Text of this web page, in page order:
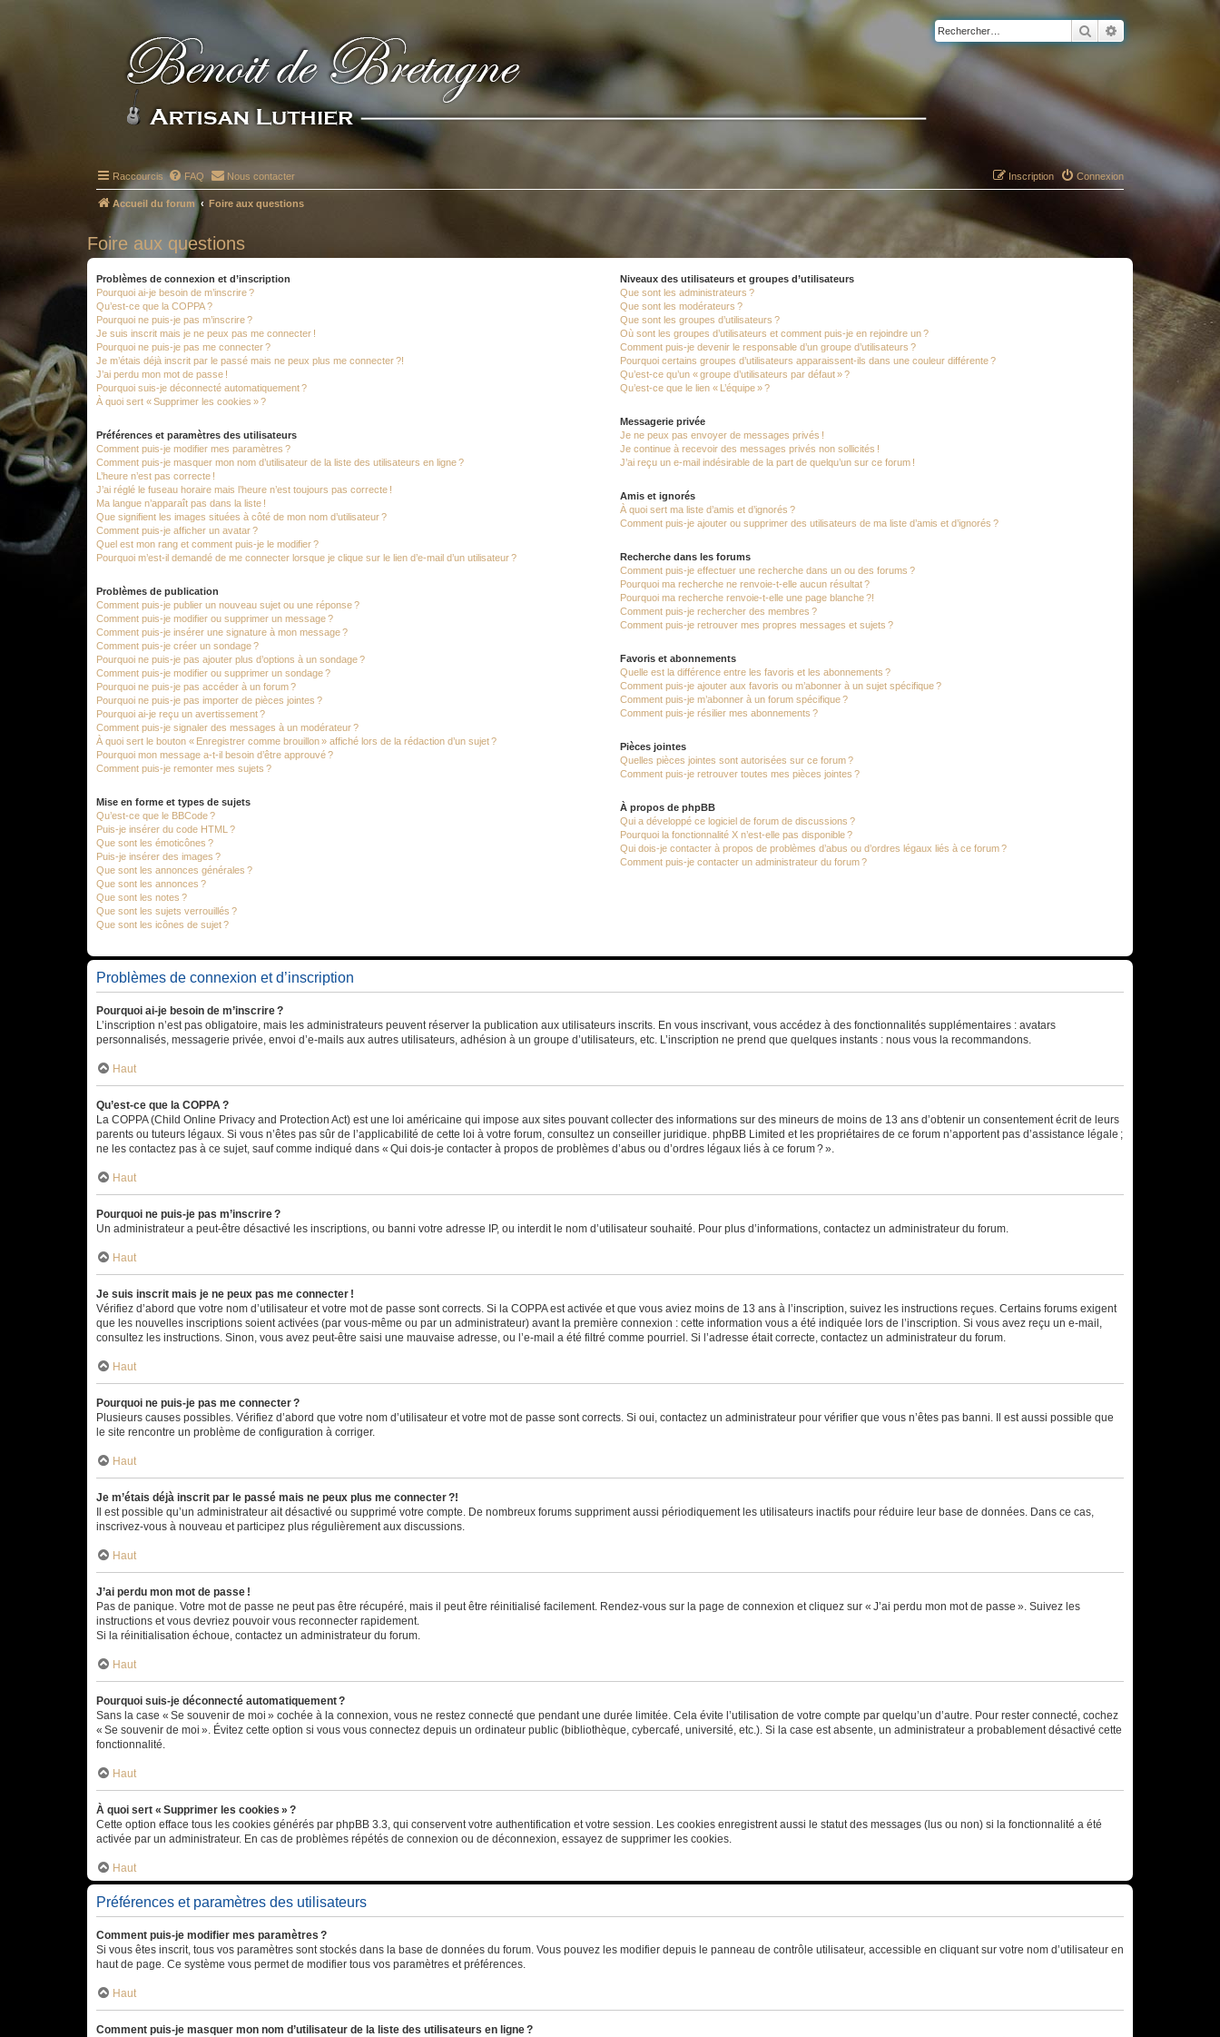
Rechercher
Raccourcis FAQ Nous contacter Connexion
Inscription
Accueil du forum Foire aux questions
Foire aux questions
Problèmes de connexion et d’inscription
Pourquoi ai-je besoin de m’inscrire ?
Qu’est-ce que la COPPA ?
Pourquoi ne puis-je pas m’inscrire ?
Je suis inscrit mais je ne peux pas me connecter !
Pourquoi ne puis-je pas me connecter ?
Je m’étais déjà inscrit par le passé mais ne peux plus me connecter ?!
J’ai perdu mon mot de passe !
Pourquoi suis-je déconnecté automatiquement ?
À quoi sert « Supprimer les cookies » ?
Préférences et paramètres des utilisateurs
Comment puis-je modifier mes paramètres ?
Comment puis-je masquer mon nom d’utilisateur de la liste des utilisateurs en ligne ?
L’heure n’est pas correcte !
J’ai réglé le fuseau horaire mais l’heure n’est toujours pas correcte !
Ma langue n’apparaît pas dans la liste !
Que signifient les images situées à côté de mon nom d’utilisateur ?
Comment puis-je afficher un avatar ?
Quel est mon rang et comment puis-je le modifier ?
Pourquoi m’est-il demandé de me connecter lorsque je clique sur le lien d’e-mail d’un utilisateur ?
Problèmes de publication
Comment puis-je publier un nouveau sujet ou une réponse ?
Comment puis-je modifier ou supprimer un message ?
Comment puis-je insérer une signature à mon message ?
Comment puis-je créer un sondage ?
Pourquoi ne puis-je pas ajouter plus d’options à un sondage ?
Comment puis-je modifier ou supprimer un sondage ?
Pourquoi ne puis-je pas accéder à un forum ?
Pourquoi ne puis-je pas importer de pièces jointes ?
Pourquoi ai-je reçu un avertissement ?
Comment puis-je signaler des messages à un modérateur ?
À quoi sert le bouton « Enregistrer comme brouillon » affiché lors de la rédaction d’un sujet ?
Pourquoi mon message a-t-il besoin d’être approuvé ?
Comment puis-je remonter mes sujets ?
Mise en forme et types de sujets
Qu’est-ce que le BBCode ?
Puis-je insérer du code HTML ?
Que sont les émoticônes ?
Puis-je insérer des images ?
Que sont les annonces générales ?
Que sont les annonces ?
Que sont les notes ?
Que sont les sujets verrouillés ?
Que sont les icônes de sujet ?
Niveaux des utilisateurs et groupes d’utilisateurs
Que sont les administrateurs ?
Que sont les modérateurs ?
Que sont les groupes d’utilisateurs ?
Où sont les groupes d’utilisateurs et comment puis-je en rejoindre un ?
Comment puis-je devenir le responsable d’un groupe d’utilisateurs ?
Pourquoi certains groupes d’utilisateurs apparaissent-ils dans une couleur différente ?
Qu’est-ce qu’un « groupe d’utilisateurs par défaut » ?
Qu’est-ce que le lien « L’équipe » ?
Messagerie privée
Je ne peux pas envoyer de messages privés !
Je continue à recevoir des messages privés non sollicités !
J’ai reçu un e-mail indésirable de la part de quelqu’un sur ce forum !
Amis et ignorés
À quoi sert ma liste d’amis et d’ignorés ?
Comment puis-je ajouter ou supprimer des utilisateurs de ma liste d’amis et d’ignorés ?
Recherche dans les forums
Comment puis-je effectuer une recherche dans un ou des forums ?
Pourquoi ma recherche ne renvoie-t-elle aucun résultat ?
Pourquoi ma recherche renvoie-t-elle une page blanche ?!
Comment puis-je rechercher des membres ?
Comment puis-je retrouver mes propres messages et sujets ?
Favoris et abonnements
Quelle est la différence entre les favoris et les abonnements ?
Comment puis-je ajouter aux favoris ou m’abonner à un sujet spécifique ?
Comment puis-je m’abonner à un forum spécifique ?
Comment puis-je résilier mes abonnements ?
Pièces jointes
Quelles pièces jointes sont autorisées sur ce forum ?
Comment puis-je retrouver toutes mes pièces jointes ?
À propos de phpBB
Qui a développé ce logiciel de forum de discussions ?
Pourquoi la fonctionnalité X n’est-elle pas disponible ?
Qui dois-je contacter à propos de problèmes d’abus ou d’ordres légaux liés à ce forum ?
Comment puis-je contacter un administrateur du forum ?
Problèmes de connexion et d’inscription
Pourquoi ai-je besoin de m’inscrire ?
L’inscription n’est pas obligatoire, mais les administrateurs peuvent réserver la publication aux utilisateurs inscrits. En vous inscrivant, vous accédez à des fonctionnalités supplémentaires : avatars
personnalisés, messagerie privée, envoi d’e-mails aux autres utilisateurs, adhésion à un groupe d’utilisateurs, etc. L’inscription ne prend que quelques instants : nous vous la recommandons.
Haut
Qu’est-ce que la COPPA ?
La COPPA (Child Online Privacy and Protection Act) est une loi américaine qui impose aux sites pouvant collecter des informations sur des mineurs de moins de 13 ans d’obtenir un consentement écrit de leurs
parents ou tuteurs légaux. Si vous n’êtes pas sûr de l’applicabilité de cette loi à votre forum, consultez un conseiller juridique. phpBB Limited et les propriétaires de ce forum n’apportent pas d’assistance légale ;
ne les contactez pas à ce sujet, sauf comme indiqué dans « Qui dois-je contacter à propos de problèmes d’abus ou d’ordres légaux liés à ce forum ? ».
Haut
Pourquoi ne puis-je pas m’inscrire ?
Un administrateur a peut-être désactivé les inscriptions, ou banni votre adresse IP, ou interdit le nom d’utilisateur souhaité. Pour plus d’informations, contactez un administrateur du forum.
Haut
Je suis inscrit mais je ne peux pas me connecter !
Vérifiez d’abord que votre nom d’utilisateur et votre mot de passe sont corrects. Si la COPPA est activée et que vous aviez moins de 13 ans à l’inscription, suivez les instructions reçues. Certains forums exigent
que les nouvelles inscriptions soient activées (par vous-même ou par un administrateur) avant la première connexion : cette information vous a été indiquée lors de l’inscription. Si vous avez reçu un e-mail,
consultez les instructions. Sinon, vous avez peut-être saisi une mauvaise adresse, ou l’e-mail a été filtré comme pourriel. Si l’adresse était correcte, contactez un administrateur du forum.
Haut
Pourquoi ne puis-je pas me connecter ?
Plusieurs causes possibles. Vérifiez d’abord que votre nom d’utilisateur et votre mot de passe sont corrects. Si oui, contactez un administrateur pour vérifier que vous n’êtes pas banni. Il est aussi possible que
le site rencontre un problème de configuration à corriger.
Haut
Je m’étais déjà inscrit par le passé mais ne peux plus me connecter ?!
Il est possible qu’un administrateur ait désactivé ou supprimé votre compte. De nombreux forums suppriment aussi périodiquement les utilisateurs inactifs pour réduire leur base de données. Dans ce cas,
inscrivez-vous à nouveau et participez plus régulièrement aux discussions.
Haut
J’ai perdu mon mot de passe !
Pas de panique. Votre mot de passe ne peut pas être récupéré, mais il peut être réinitialisé facilement. Rendez-vous sur la page de connexion et cliquez sur « J’ai perdu mon mot de passe ». Suivez les
instructions et vous devriez pouvoir vous reconnecter rapidement.
Si la réinitialisation échoue, contactez un administrateur du forum.
Haut
Pourquoi suis-je déconnecté automatiquement ?
Sans la case « Se souvenir de moi » cochée à la connexion, vous ne restez connecté que pendant une durée limitée. Cela évite l’utilisation de votre compte par quelqu’un d’autre. Pour rester connecté, cochez
« Se souvenir de moi ». Évitez cette option si vous vous connectez depuis un ordinateur public (bibliothèque, cybercafé, université, etc.). Si la case est absente, un administrateur a probablement désactivé cette
fonctionnalité.
Haut
À quoi sert « Supprimer les cookies » ?
Cette option efface tous les cookies générés par phpBB 3.3, qui conservent votre authentification et votre session. Les cookies enregistrent aussi le statut des messages (lus ou non) si la fonctionnalité a été
activée par un administrateur. En cas de problèmes répétés de connexion ou de déconnexion, essayez de supprimer les cookies.
Haut
Préférences et paramètres des utilisateurs
Comment puis-je modifier mes paramètres ?
Si vous êtes inscrit, tous vos paramètres sont stockés dans la base de données du forum. Vous pouvez les modifier depuis le panneau de contrôle utilisateur, accessible en cliquant sur votre nom d’utilisateur en
haut de page. Ce système vous permet de modifier tous vos paramètres et préférences.
Haut
Comment puis-je masquer mon nom d’utilisateur de la liste des utilisateurs en ligne ?